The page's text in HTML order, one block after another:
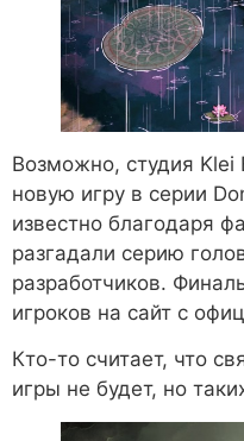
Возможно, студия Klei
новую игру в серии
известно благодаря
разгадали серию
разработчиков.
игроков на сайт с
Кто-то считает, что
игры не будет, но